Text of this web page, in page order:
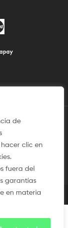
de
clic en
fuera del
garantías
en materia
los derechos
venta– Política
de Cookies